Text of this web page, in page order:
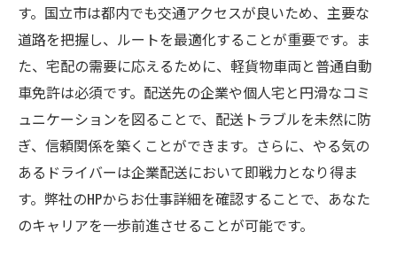
す。国立市は都内でも交通アクセスが良いため、主要な
道路を把握し、ルートを最適化することが重要です。ま
た、宅配の需要に応えるために、軽貨物車両と普通自動
車免許は必須です。配送先の企業や個人宅と円滑なコミ
ュニケーションを図ることで、配送トラブルを未然に防
ぎ、信頼関係を築くことができます。さらに、やる気の
あるドライバーは企業配送において即戦力となり得ま
す。弊社のHPからお仕事詳細を確認することで、あなた
のキャリアを一歩前進させることが可能です。